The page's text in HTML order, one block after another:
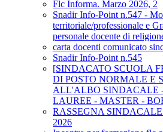
Flc Informa. Marzo 2026, 2
Snadir Info-Point n.547 -
territoriale/professionale e
personale docente di
carta docenti comunicato
Snadir Info-Point n.545
[SINDACATO SCUOLA
DI POSTO NORMALE E
ALL'ALBO SINDACALE
LAUREE - MASTER -
RASSEGNA
2026